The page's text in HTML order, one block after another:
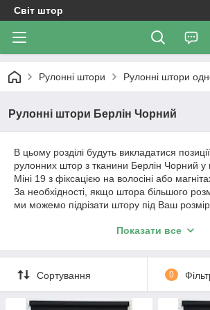
Світ штор
Рулонні штори Рулонні штори
Рулоннi штори Берлiн Чорний
В цьому розділі будуть викладатися
рулонних штор з тканини Берлін Чорний у
Міні 19 з фіксацією на волосіні або
За необхідності, якщо штора більшого
ми можемо підрізати штору під Ваш
картку Приват банку. Після оплати
відправляється на слідуючий день. При
штор і більше, доставка - безкоштовно.
основному, Новою поштою, але можна і
Показати все
Сортування 0